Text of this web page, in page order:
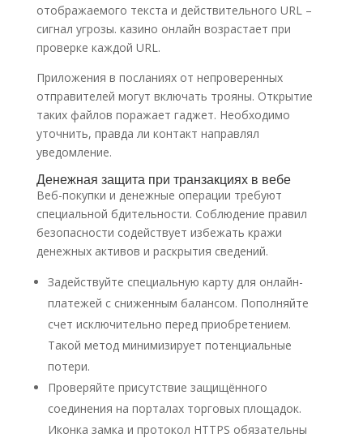
отображаемого текста и действительного URL –
сигнал угрозы. казино онлайн возрастает при
проверке каждой URL.
Приложения в посланиях от непроверенных
отправителей могут включать трояны. Открытие
таких файлов поражает гаджет. Необходимо
уточнить, правда ли контакт направлял
уведомление.
Денежная защита при транзакциях в вебе
Веб-покупки и денежные операции требуют
специальной бдительности. Соблюдение правил
безопасности содействует избежать кражи
денежных активов и раскрытия сведений.
Задействуйте специальную карту для онлайн-
платежей с сниженным балансом. Пополняйте
счет исключительно перед приобретением.
Такой метод минимизирует потенциальные
потери.
Проверяйте присутствие защищённого
соединения на порталах торговых площадок.
Иконка замка и протокол HTTPS обязательны